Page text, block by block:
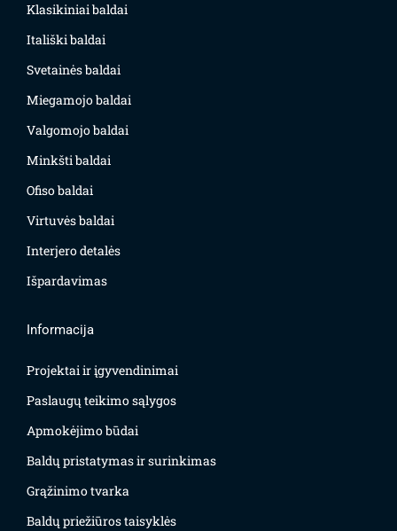
Klasikiniai baldai
Itališki baldai
Svetainės baldai
Miegamojo baldai
Valgomojo baldai
Minkšti baldai
Ofiso baldai
Virtuvės baldai
Interjero detalės
Išpardavimas
Informacija
Projektai ir įgyvendinimai
Paslaugų teikimo sąlygos
Apmokėjimo būdai
Baldų pristatymas ir surinkimas
Grąžinimo tvarka
Baldų priežiūros taisyklės